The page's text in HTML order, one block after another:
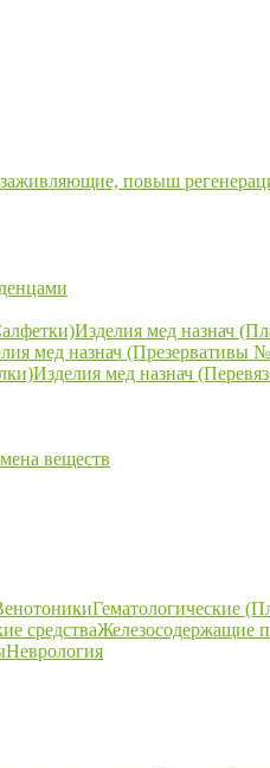
повыш
Изделия мед назнач
мед назнач (Презервативы
Изделия мед назнач
веществ
Гематологические
средстваЖелезосодержащие
Неврология